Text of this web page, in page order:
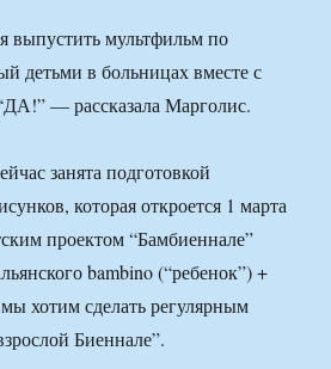
выпустить мультфильм по
детьми в больницах вместе с
— рассказала Марголис.
занята подготовкой
которая откроется 1 марта
проектом “Бамбиеннале”
bambino (“ребенок”) +
хотим сделать регулярным
Биеннале”.